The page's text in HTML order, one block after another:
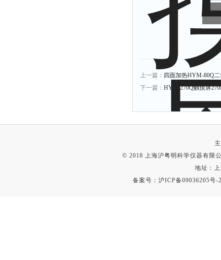
上一篇： 四面加热HYM-80Q
下一篇： HYM-270Q触摸屏
© 2018 上海沪粤明科学仪器有限
地址：
备案号：沪ICP备09036205号-